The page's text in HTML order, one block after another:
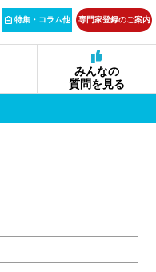
特集・コラム他 専門家登録のご案内
みんなの
質問を見る